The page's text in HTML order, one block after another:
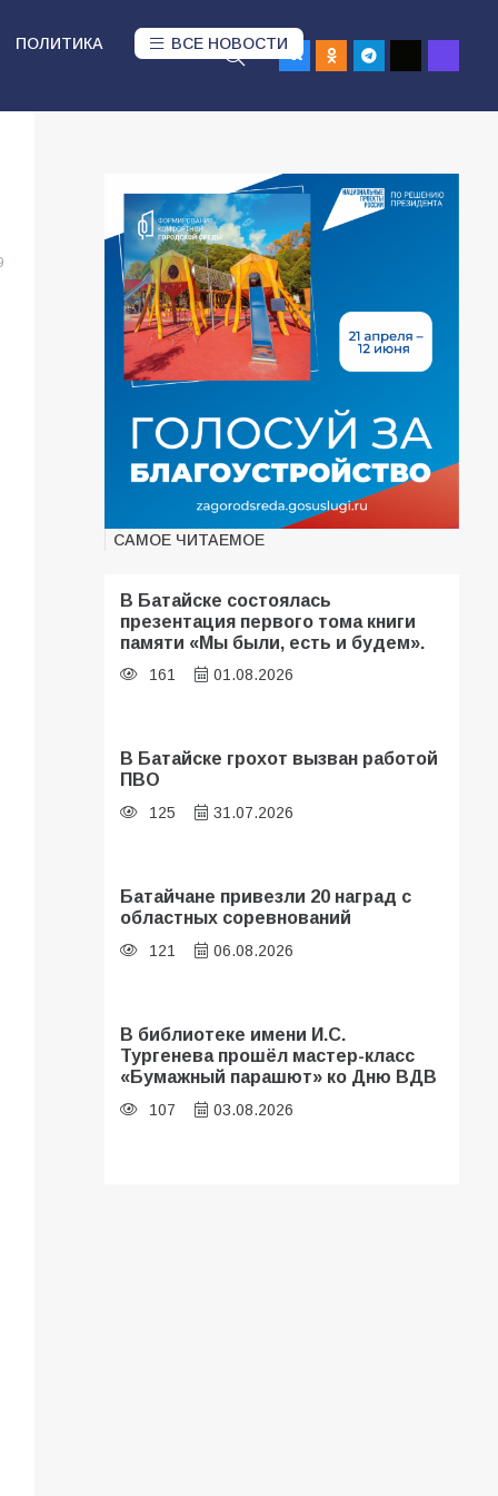
ПОЛИТИКА ВСЕ НОВОСТИ
САМОЕ ЧИТАЕМОЕ
В Батайске состоялась
презентация первого тома книги
памяти «Мы были, есть и будем».
161 01.08.2026
В Батайске грохот вызван работой
ПВО
125 31.07.2026
Батайчане привезли 20 наград с
областных соревнований
121 06.08.2026
В библиотеке имени И.С.
Тургенева прошёл мастер-класс
«Бумажный парашют» ко Дню ВДВ
107 03.08.2026